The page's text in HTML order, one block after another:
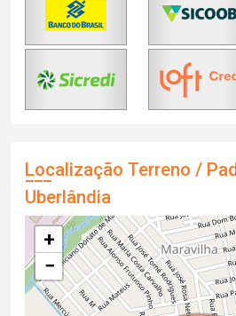
Localização Terreno /
Uberlândia
+
−